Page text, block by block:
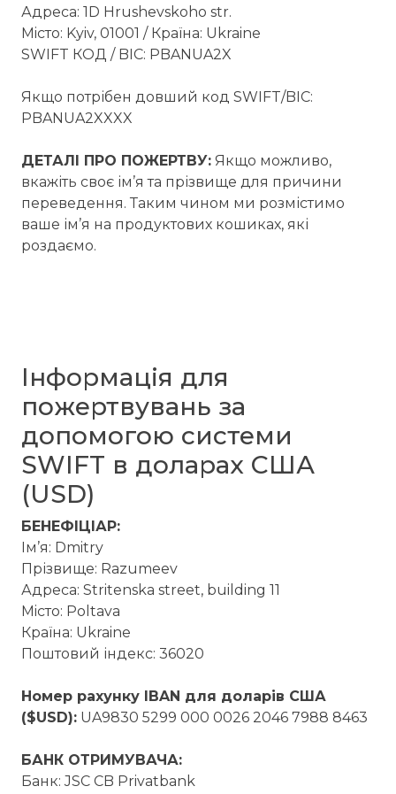
Адреса: 1D Hrushevskoho str.
Мiсто: Kyiv, 01001 / Країна: Ukraine
SWIFT КОД / BIC: PBANUA2X
Якщо потрібен довший код SWIFT/BIC:
PBANUA2XXXX
ДЕТАЛІ ПРО ПОЖЕРТВУ:Якщо можливо,
вкажіть своє ім’я та прізвище для причини
переведення. Таким чином ми розмістимо
ваше ім’я на продуктових кошиках, які
роздаємо.
Інформація для
пожертвувань за
допомогою системи
SWIFT в доларах США
(USD)
БЕНЕФІЦІАР:
Ім’я: Dmitry
Прізвище: Razumeev
Адреса: Stritenska street, building 11
Мiсто: Poltava
Країна: Ukraine
Поштовий індекс: 36020
Номер рахунку IBAN для доларів США
($USD):UA9830 5299 000 0026 2046 7988 8463
БАНК ОТРИМУВАЧА:
Банк: JSC CB Privatbank